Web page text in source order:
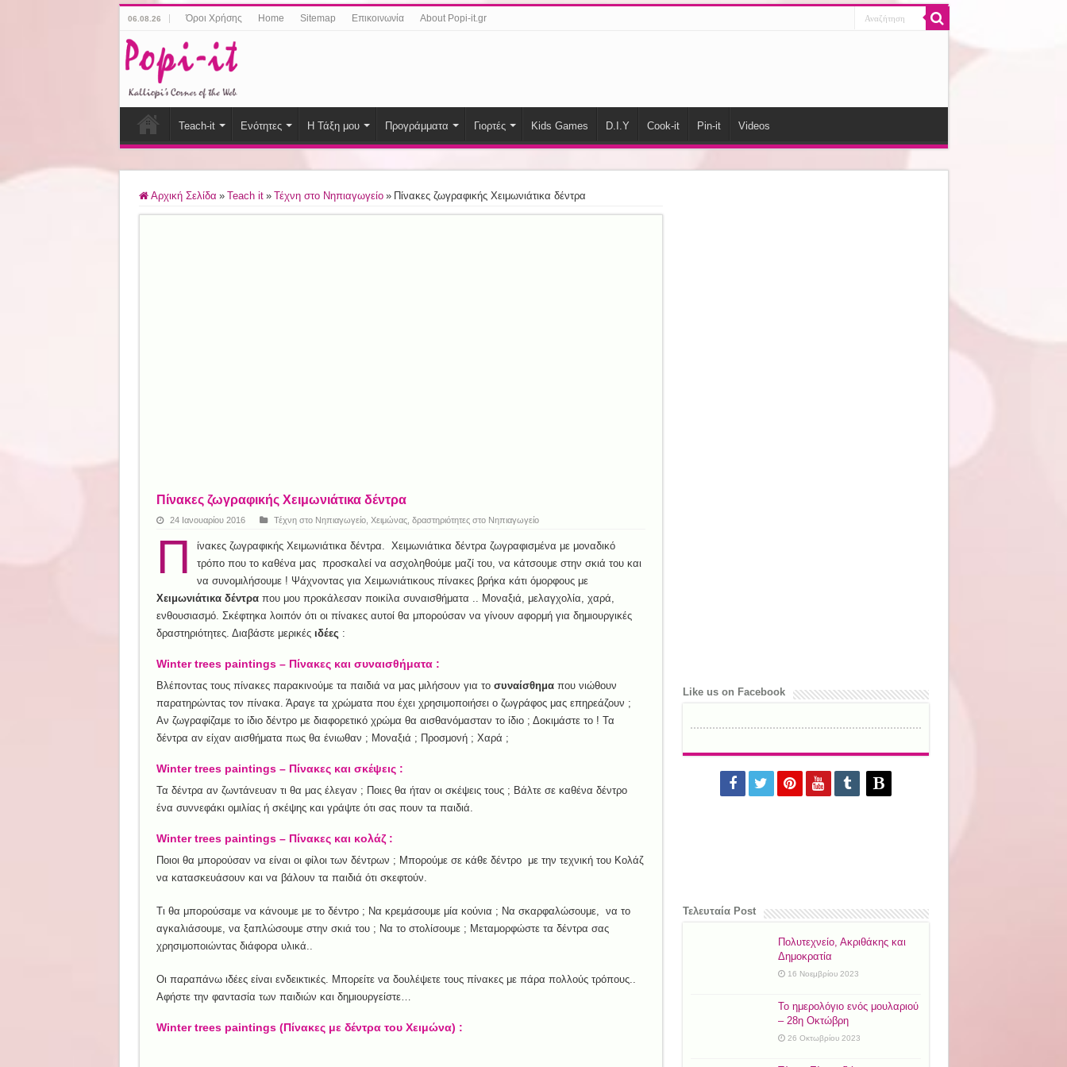
06.08.26 Όροι Χρήσης Home Sitemap Επικοινωνία About Popi-it.gr
Teach-it Ενότητες Η Τάξη μου Προγράμματα Γιορτές Kids Games D.I.Y Cook-it Pin-it Videos
Αρχική Σελίδα » Teach it » Τέχνη στο Νηπιαγωγείο » Πίνακες ζωγραφικής Χειμωνιάτικα δέντρα
Πίνακες ζωγραφικής Χειμωνιάτικα δέντρα
24 Ιανουαρίου 2016 Τέχνη στο Νηπιαγωγείο, Χειμώνας, δραστηριότητες στο Νηπιαγωγείο
Π
ίνακες ζωγραφικής Χειμωνιάτικα δέντρα. Χειμωνιάτικα δέντρα ζωγραφισμένα με μοναδικό
τρόπο που το καθένα μας προσκαλεί να ασχοληθούμε μαζί του, να κάτσουμε στην σκιά του και
να συνομιλήσουμε ! Ψάχνοντας για Χειμωνιάτικους πίνακες βρήκα κάτι όμορφους με
Χειμωνιάτικα δέντραπου μου προκάλεσαν ποικίλα συναισθήματα .. Μοναξιά, μελαγχολία, χαρά,
ενθουσιασμό. Σκέφτηκα λοιπόν ότι οι πίνακες αυτοί θα μπορούσαν να γίνουν αφορμή για δημιουργικές
δραστηριότητες. Διαβάστε μερικές ιδέες :
Winter trees paintings – Πίνακες και συναισθήματα :
Βλέποντας τους πίνακες παρακινούμε τα παιδιά να μας μιλήσουν για το συναίσθημαπου νιώθουν
παρατηρώντας τον πίνακα. Άραγε τα χρώματα που έχει χρησιμοποιήσει ο ζωγράφος μας επηρεάζουν ;
Αν ζωγραφίζαμε το ίδιο δέντρο με διαφορετικό χρώμα θα αισθανόμασταν το ίδιο ; Δοκιμάστε το ! Τα
δέντρα αν είχαν αισθήματα πως θα ένιωθαν ; Μοναξιά ; Προσμονή ; Χαρά ;
Winter trees paintings – Πίνακες και σκέψεις :
Τα δέντρα αν ζωντάνευαν τι θα μας έλεγαν ; Ποιες θα ήταν οι σκέψεις τους ; Βάλτε σε καθένα δέντρο
ένα συννεφάκι ομιλίας ή σκέψης και γράψτε ότι σας πουν τα παιδιά.
Winter trees paintings – Πίνακες και κολάζ :
Ποιοι θα μπορούσαν να είναι οι φίλοι των δέντρων ; Μπορούμε σε κάθε δέντρο με την τεχνική του Κολάζ
να κατασκευάσουν και να βάλουν τα παιδιά ότι σκεφτούν.
Τι θα μπορούσαμε να κάνουμε με το δέντρο ; Να κρεμάσουμε μία κούνια ; Να σκαρφαλώσουμε, να το
αγκαλιάσουμε, να ξαπλώσουμε στην σκιά του ; Να το στολίσουμε ; Μεταμορφώστε τα δέντρα σας
χρησιμοποιώντας διάφορα υλικά..
Οι παραπάνω ιδέες είναι ενδεικτικές. Μπορείτε να δουλέψετε τους πίνακες με πάρα πολλούς τρόπους..
Αφήστε την φαντασία των παιδιών και δημιουργείστε…
Winter trees paintings (Πίνακες με δέντρα του Χειμώνα) :
Like us on Facebook
Τελευταία Post
Πολυτεχνείο, Ακριθάκης και
Δημοκρατία
16 Νοεμβρίου 2023
Το ημερολόγιο ενός μουλαριού
– 28η Οκτώβρη
26 Οκτωβρίου 2023